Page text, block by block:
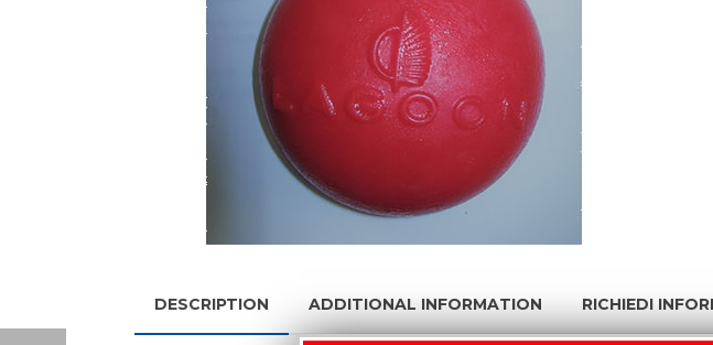
DESCRIPTION ADDITIONAL INFORMATION RICHIEDI